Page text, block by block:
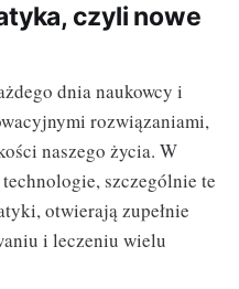
czyli nowe
dnia naukowcy i
rozwiązaniami,
naszego życia. W
szczególnie te
otwierają zupełnie
i leczeniu wielu